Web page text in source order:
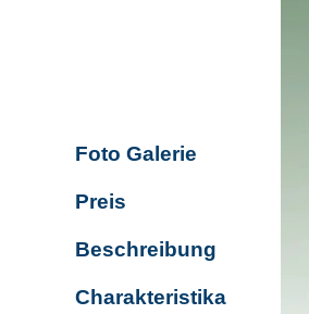
Foto Galerie
Preis
Beschreibung
Charakteristika